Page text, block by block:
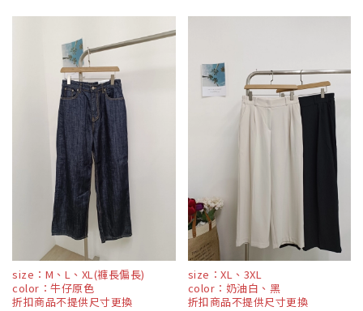
size：M、L、XL(褲長偏長)
color：牛仔原色
折扣商品不提供尺寸更換
size：XL、3XL
color：奶油白、黑
折扣商品不提供尺寸更換